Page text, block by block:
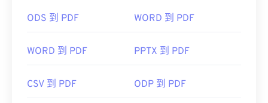
開啟 PDF 檔案非常方便。如果你想要更高級的功
ODS 到 PDF WORD 到 PDF
WORD 到 PDF PPTX 到 PDF
CSV 到 PDF ODP 到 PDF